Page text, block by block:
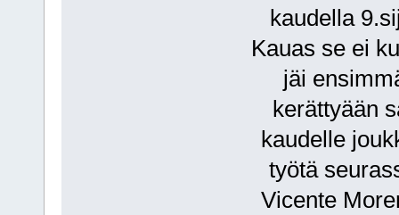
kaudella
Kauas se ei
jäi
kerättyään
kaudelle
työtä
Vicente